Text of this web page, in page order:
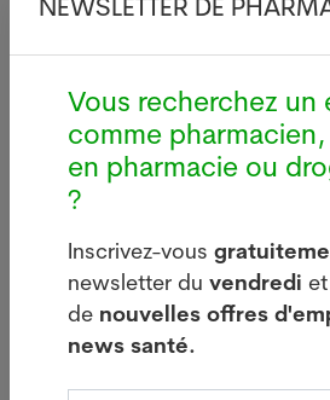
certains médicaments sur
contre la grippe. On
pharmacien est pris au
santé suisse, même si
possible de faire mieux. En
Etats-Unis comme l’a
Street Journalde début
Canada surtout, les systèmes
avant le travail du pharmacien
la "simple" remise de
Vous recherchez un
comme
en pharmacie ou
?
Inscrivez-vous
newsletter du vendredi
de nouvelles offres
news santé.